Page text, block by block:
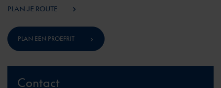
PLAN JE ROUTE
PLAN EEN PROEFRIT
Contact